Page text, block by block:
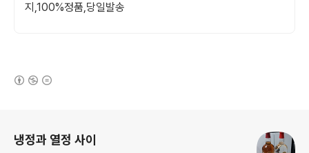
지,100%정품,당일발송
냉정과 열정 사이